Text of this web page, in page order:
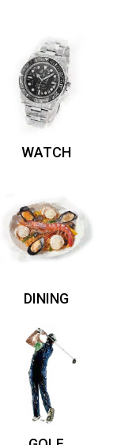
WATCH
DINING